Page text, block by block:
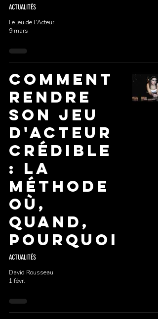
ACTUALITÉS
Le jeu de l'Acteur
9 mars
Comment
rendre
son jeu
d'acteur
crédible
: la
méthode
Où,
Quand,
Pourquoi
ACTUALITÉS
David Rousseau
1 févr.